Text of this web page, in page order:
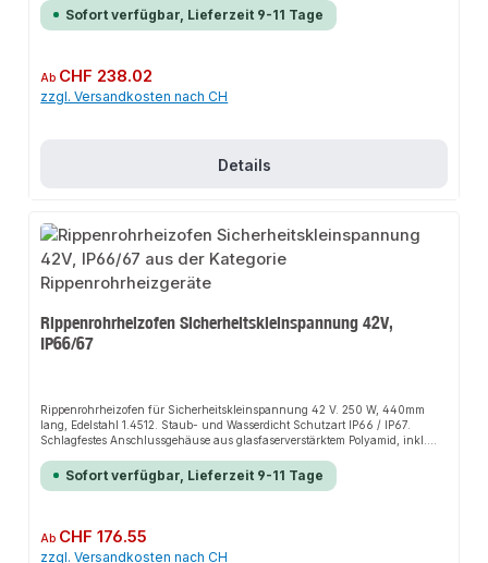
eingebautem Thermostat, Einstellung frostfrei oder stufenlos zwischen +5
und +30°C, 120 W 230 V.Die Installation nicht-steckerfertiger Geräte ist vom
Sofort verfügbar, Lieferzeit 9-11 Tage
Regulärer Preis:
Ab CHF 238.02
zzgl. Versandkosten nach CH
Details
Rippenrohrheizofen Sicherheitskleinspannung 42V,
IP66/67
Rippenrohrheizofen für Sicherheitskleinspannung 42 V. 250 W, 440mm
lang, Edelstahl 1.4512. Staub- und Wasserdicht Schutzart IP66 / IP67.
Schlagfestes Anschlussgehäuse aus glasfaserverstärktem Polyamid, inkl.
Kabelverschraubung M20.Die Installation nicht-steckerfertiger Geräte ist
vom jeweiligen Netzbetreiber oder von einem eingetragenen Fachbetrieb
Sofort verfügbar, Lieferzeit 9-11 Tage
Regulärer Preis:
Ab CHF 176.55
zzgl. Versandkosten nach CH